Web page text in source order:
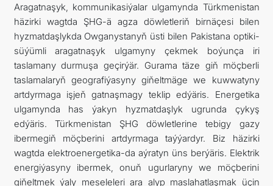
Aragatnaşyk, kommunikasiýalar ulgamynda Türkmenistan
häzirki wagtda ŞHG-ä agza döwletleriň birnäçesi bilen
hyzmatdaşlykda Owganystanyň üsti bilen Pakistana optiki-
süýümli aragatnaşyk ulgamyny çekmek boýunça iri
taslamany durmuşa geçirýär. Gurama täze giň möçberli
taslamalaryň geografiýasyny giňeltmäge we kuwwatyny
artdyrmaga işjeň gatnaşmagy teklip edýäris. Energetika
ulgamynda has ýakyn hyzmatdaşlyk ugrunda çykyş
edýäris. Türkmenistan ŞHG döwletlerine tebigy gazy
ibermegiň möçberini artdyrmaga taýýardyr. Biz häzirki
wagtda elektroenergetika-da aýratyn üns berýäris. Elektrik
energiýasyny ibermek, onuň ugurlaryny we möçberini
giňeltmek ýaly meseleleri ara alyp maslahatlaşmak üçin